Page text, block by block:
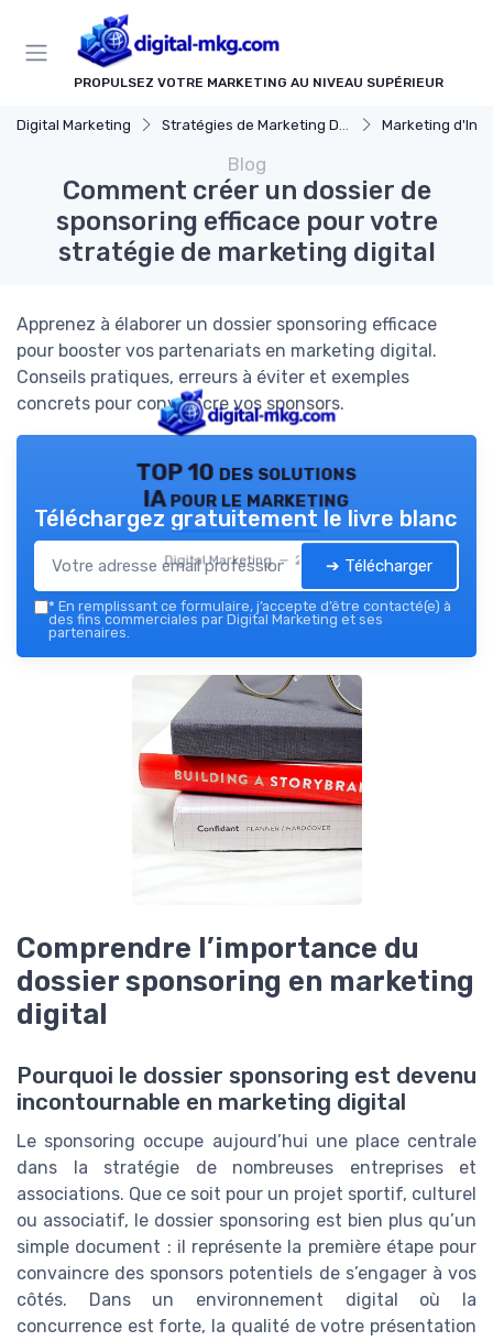
PROPULSEZ VOTRE MARKETING AU NIVEAU SUPÉRIEUR
Digital Marketing Stratégies de Marketing Digital Marketing
Blog
Comment créer un dossier de
sponsoring efficace pour votre
stratégie de marketing digital
Apprenez à élaborer un dossier sponsoring efficace
pour booster vos partenariats en marketing digital.
Conseils pratiques, erreurs à éviter et exemples
concrets pour convaincre vos sponsors.
TOP 10 des solutions
IA pour le marketing
Digital Marketing — 2026
Téléchargez gratuitement le livre blanc
➔ Télécharger
* En remplissant ce formulaire, j’accepte d’être contacté(e) à
des fins commerciales par Digital Marketing et ses
partenaires.
Comprendre l’importance du
dossier sponsoring en marketing
digital
Pourquoi le dossier sponsoring est devenu
incontournable en marketing digital
Le sponsoring occupe aujourd’hui une place centrale
dans la stratégie de nombreuses entreprises et
associations. Que ce soit pour un projet sportif, culturel
ou associatif, le dossier sponsoring est bien plus qu’un
simple document : il représente la première étape pour
convaincre des sponsors potentiels de s’engager à vos
côtés. Dans un environnement digital où la
concurrence est forte, la qualité de votre présentation
Panneau de gestion des cookies